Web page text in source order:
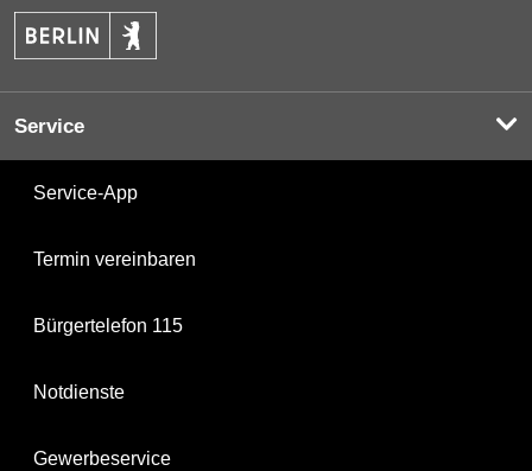
Service
Service-App
Termin vereinbaren
Bürgertelefon 115
Notdienste
Gewerbeservice